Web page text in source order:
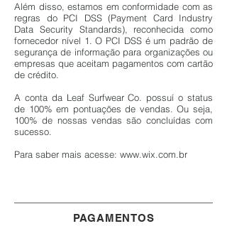
Além disso, estamos em conformidade com as
regras do PCI DSS (Payment Card Industry
Data Security Standards), reconhecida como
fornecedor nível 1. O PCI DSS é um padrão de
segurança de informação para organizações ou
empresas que aceitam pagamentos com cartão
de crédito.
A conta da Leaf Surfwear Co. possuí o status
de 100% em pontuações de vendas. Ou seja,
100% de nossas vendas são concluídas com
sucesso.
Para saber mais acesse: www.wix.com.br
PAGAMENTOS